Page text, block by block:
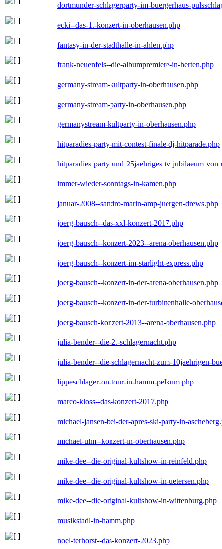
dortmunder-schlagerparty-im-buergerhaus-
ecki--das-1.-konzert-in-oberhausen.php
fantasy-in-der-stadthalle-in-ahlen.php
frank-neuenfels--die-albumpremiere-in-herten.php
germany-stream-kultparty-in-oberhausen.php
germany-stream-party-in-oberhausen.php
germanystream-kultparty-in-oberhausen.php
hitparadies-party-mit-contest-finale-dj-hitparade.php
hitparadies-party-und-25jaehriges-tv-jubilaeum-
immer-wieder-sonntags-in-kamen.php
januar-2008--sandro-marin-amp-juergen-drews.php
joerg-bausch--das-xxl-konzert-2017.php
joerg-bausch--konzert-2023--arena-oberhausen.php
joerg-bausch--konzert-im-starlight-express.php
joerg-bausch--konzert-in-der-arena-oberhausen.php
joerg-bausch--konzert-in-der-turbinenhalle-
joerg-bausch-konzert-2013--arena-oberhausen.php
julia-bender--die-2.-schlagernacht.php
julia-bender--die-schlagernacht-zum-10jaehrigen-
lippeschlager-on-tour-in-hamm-pelkum.php
marco-kloss--das-konzert-2017.php
michael-jansen-bei-der-apres-ski-party-in-
michael-ulm--konzert-in-oberhausen.php
mike-dee--die-original-kultshow-in-reinfeld.php
mike-dee--die-original-kultshow-in-uetersen.php
mike-dee--die-original-kultshow-in-wittenburg.php
musikstadl-in-hamm.php
noel-terhorst--das-konzert-2023.php